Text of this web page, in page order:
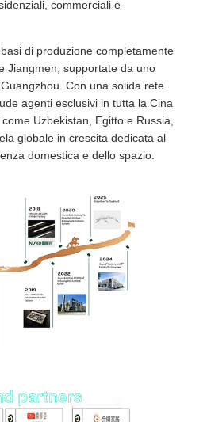
commerciali e
di produzione completamente
Jiangmen, supportate da uno
Con una solida rete
agenti esclusivi in tutta la Cina
Uzbekistan, Egitto e Russia,
globale in crescita dedicata al
domestica e dello spazio.